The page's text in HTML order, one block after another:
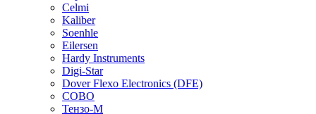
Celmi
Kaliber
Soenhle
Eilersen
Hardy Instruments
Digi-Star
Dover Flexo Electronics (DFE)
COBO
Тензо-М